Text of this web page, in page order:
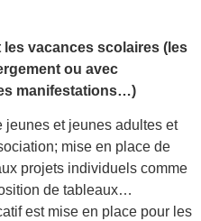
vacances scolaires (les
ou avec
manifestations…)
jeunes et jeunes adultes et
mise en place de
projets individuels comme
de tableaux…
est mise en place pour les